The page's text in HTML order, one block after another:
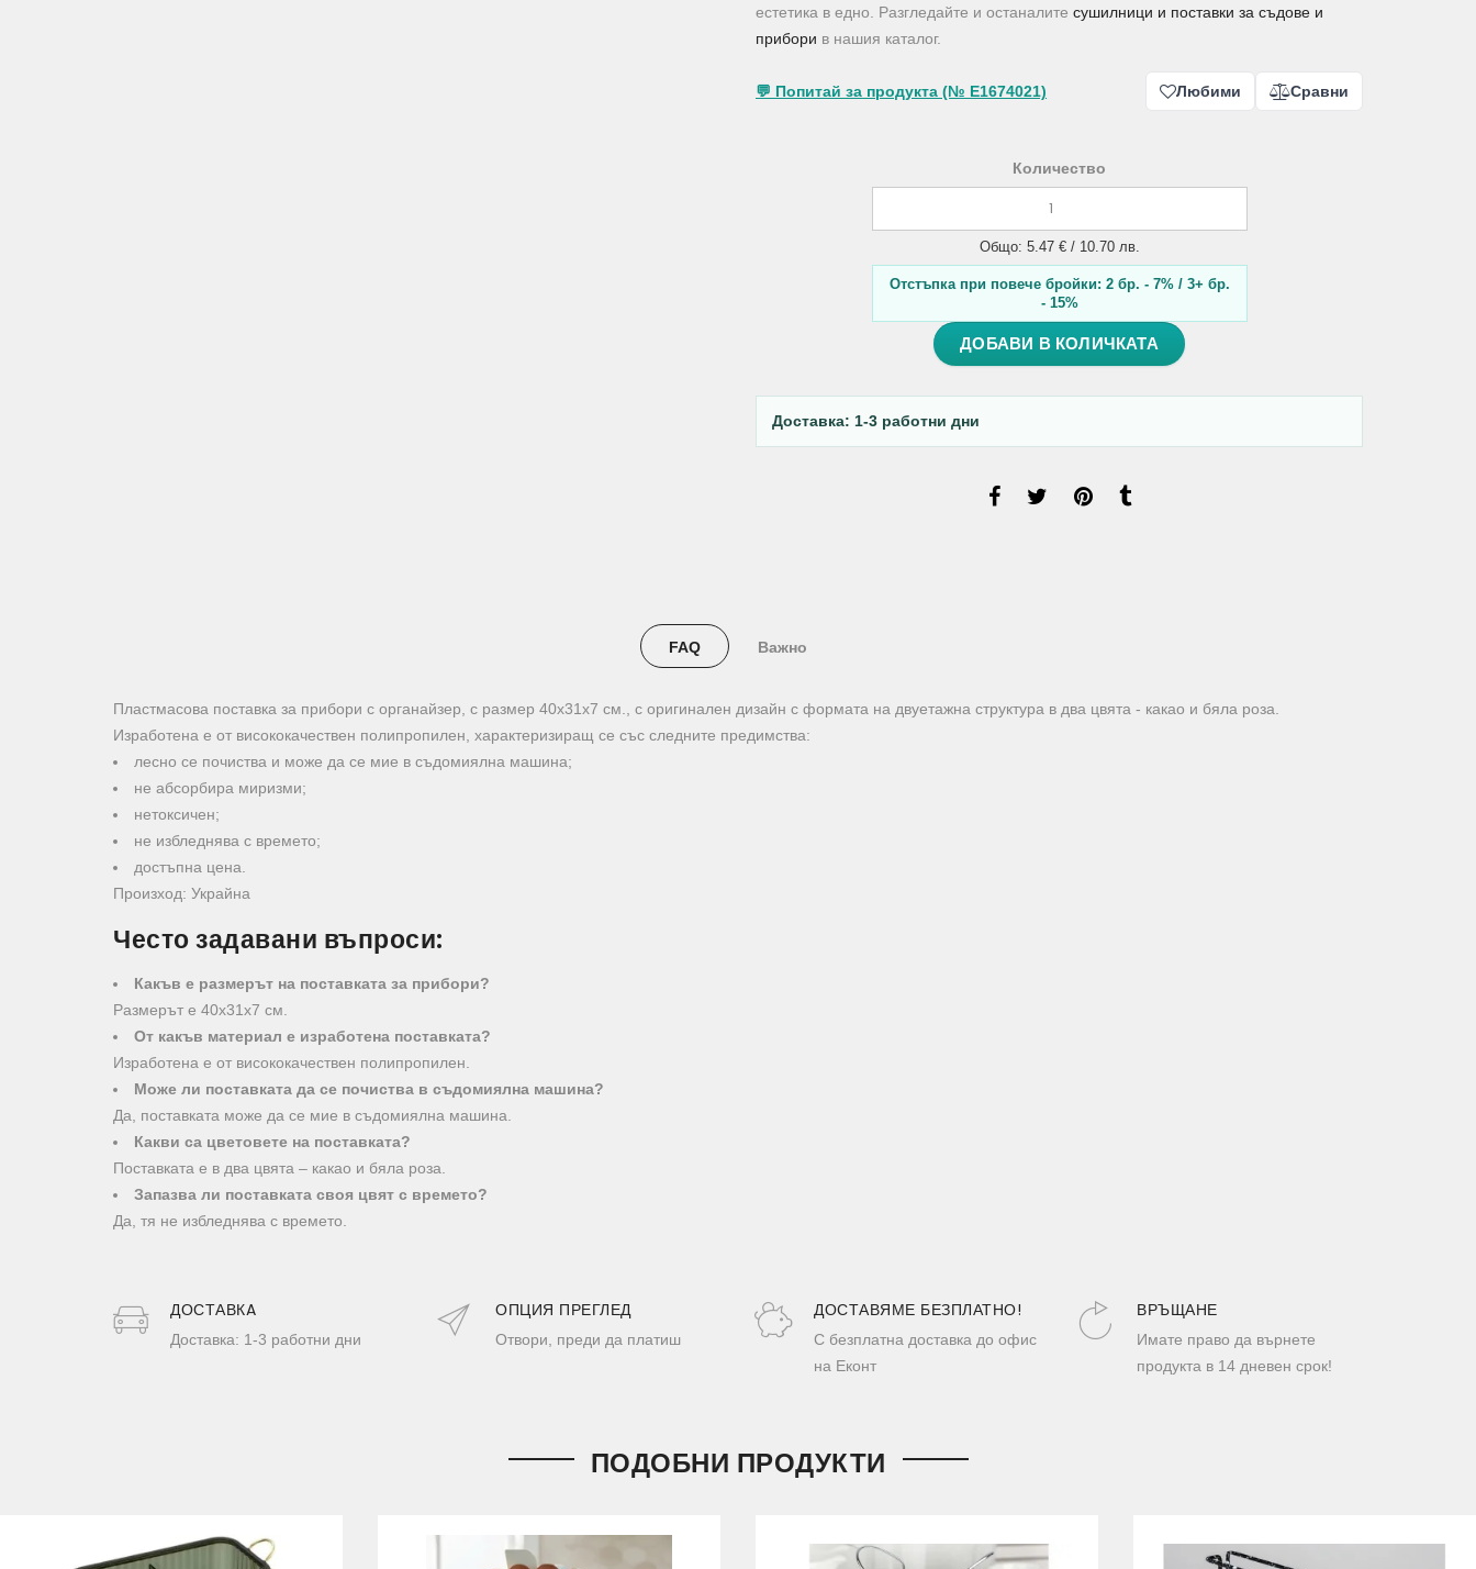
естетика в едно. Разгледайте и останалите сушилници и поставки за съдове и
прибори в нашия каталог.
💬 Попитай за продукта (№ E1674021) Любими Сравни
Количество
Общо: 5.47 € / 10.70 лв.
Отстъпка при повече бройки: 2 бр. - 7% / 3+ бр.
- 15%
ДОБАВИ В КОЛИЧКАТА
Доставка: 1-3 работни дни
FAQ Важно
Пластмасова поставка за прибори с органайзер, с размер 40х31х7 см., с оригинален дизайн с формата на двуетажна структура в два цвята - какао и бяла роза.
Изработена е от висококачествен полипропилен, характеризиращ се със следните предимства:
лесно се почиства и може да се мие в съдомиялна машина;
не абсорбира миризми;
нетоксичен;
не избледнява с времето;
достъпна цена.
Произход: Украйна
Често задавани въпроси:
Какъв е размерът на поставката за прибори?
Размерът е 40х31х7 см.
От какъв материал е изработена поставката?
Изработена е от висококачествен полипропилен.
Може ли поставката да се почиства в съдомиялна машина?
Да, поставката може да се мие в съдомиялна машина.
Какви са цветовете на поставката?
Поставката е в два цвята – какао и бяла роза.
Запазва ли поставката своя цвят с времето?
Да, тя не избледнява с времето.
ДОСТАВКA
Доставка: 1-3 работни дни
ОПЦИЯ ПРЕГЛЕД
Отвори, преди да платиш
ДОСТАВЯМЕ БЕЗПЛАТНО!
С безплатна доставка до офис
на Еконт
ВРЪЩАНЕ
Имате право да върнете
продукта в 14 дневен срок!
ПОДОБНИ ПРОДУКТИ